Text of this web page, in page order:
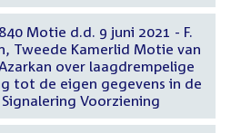
Motie d.d. 9 juni 2021 - F.
Tweede Kamerlid Motie van
over laagdrempelige
tot de eigen gegevens in de
Voorziening